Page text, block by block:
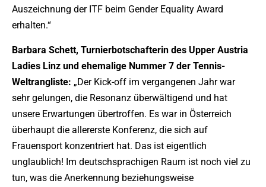
Auszeichnung der ITF beim Gender Equality Award
erhalten.“
Barbara Schett, Turnierbotschafterin des Upper Austria
Ladies Linz und ehemalige Nummer 7 der Tennis-
Weltrangliste: „Der Kick-off im vergangenen Jahr war
sehr gelungen, die Resonanz überwältigend und hat
unsere Erwartungen übertroffen. Es war in Österreich
überhaupt die allererste Konferenz, die sich auf
Frauensport konzentriert hat. Das ist eigentlich
unglaublich! Im deutschsprachigen Raum ist noch viel zu
tun, was die Anerkennung beziehungsweise